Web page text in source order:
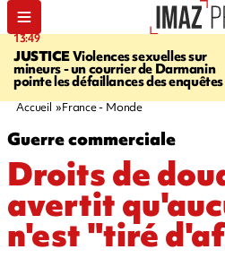
13:49
JUSTICEViolences sexuelles sur
mineurs - un courrier de Darmanin
pointe les défaillances des enquêtes
Accueil France - Monde
Guerre commerciale
Droits de
avertit
n'est "tiré